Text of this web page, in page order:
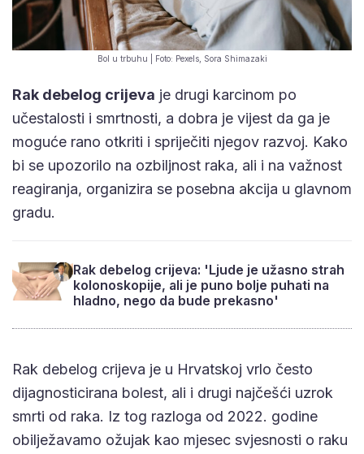
Bol u trbuhu | Foto: Pexels, Sora Shimazaki
Rak debelog crijeva je drugi karcinom po
učestalosti i smrtnosti, a dobra je vijest da ga je
moguće rano otkriti i spriječiti njegov razvoj. Kako
bi se upozorilo na ozbiljnost raka, ali i na važnost
reagiranja, organizira se posebna akcija u glavnom
gradu.
Rak debelog crijeva: 'Ljude je užasno strah
kolonoskopije, ali je puno bolje puhati na
hladno, nego da bude prekasno'
Rak debelog crijeva je u Hrvatskoj vrlo često
dijagnosticirana bolest, ali i drugi najčešći uzrok
smrti od raka. Iz tog razloga od 2022. godine
obilježavamo ožujak kao mjesec svjesnosti o raku